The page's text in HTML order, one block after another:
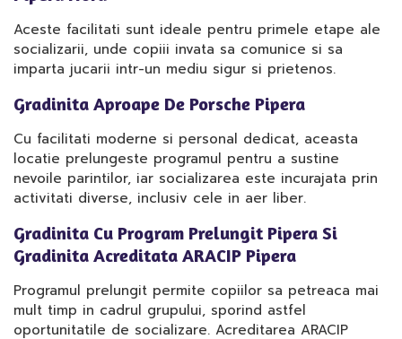
Aceste facilitati sunt ideale pentru primele etape ale
socializarii, unde copiii invata sa comunice si sa
imparta jucarii intr-un mediu sigur si prietenos.
Gradinita Aproape De Porsche Pipera
Cu facilitati moderne si personal dedicat, aceasta
locatie prelungeste programul pentru a sustine
nevoile parintilor, iar socializarea este incurajata prin
activitati diverse, inclusiv cele in aer liber.
Gradinita Cu Program Prelungit Pipera Si
Gradinita Acreditata ARACIP Pipera
Programul prelungit permite copiilor sa petreaca mai
mult timp in cadrul grupului, sporind astfel
oportunitatile de socializare. Acreditarea ARACIP